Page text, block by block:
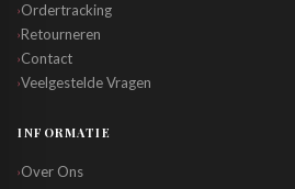
›Ordertracking
›Retourneren
›Contact
›Veelgestelde Vragen
INFORMATIE
›Over Ons